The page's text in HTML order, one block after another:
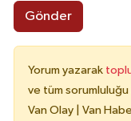
Gönder
Yorum yazarak
ve tüm
Van Olay | Van